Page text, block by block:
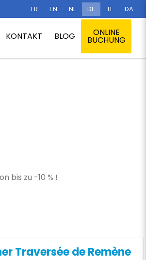
FR EN NL DE IT DA
KONTAKT BLOG ONLINE
BUCHUNG
Optional / Schlaglöcher
bis zu -10 % !
Traversée de Remène